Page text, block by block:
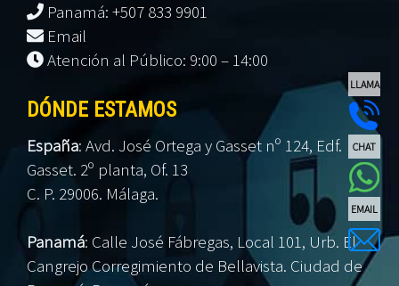
LLAMA
CHAT
EMAIL
Panamá: +507 833 9901
Email
Atención al Público: 9:00 – 14:00
DÓNDE ESTAMOS
España: Avd. José Ortega y Gasset nº 124, Edf.
Gasset. 2º planta, Of. 13
C. P. 29006. Málaga.
Panamá: Calle José Fábregas, Local 101, Urb. El
Cangrejo Corregimiento de Bellavista. Ciudad de